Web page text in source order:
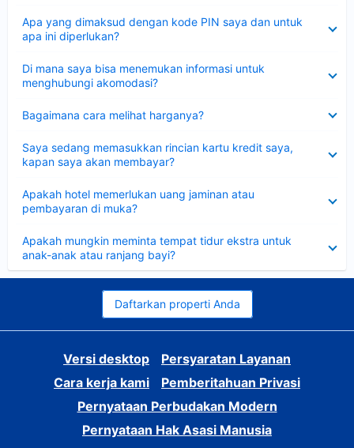
Apa yang dimaksud dengan kode PIN saya dan untuk
apa ini diperlukan?
Di mana saya bisa menemukan informasi untuk
menghubungi akomodasi?
Bagaimana cara melihat harganya?
Saya sedang memasukkan rincian kartu kredit saya,
kapan saya akan membayar?
Apakah hotel memerlukan uang jaminan atau
pembayaran di muka?
Apakah mungkin meminta tempat tidur ekstra untuk
anak-anak atau ranjang bayi?
Daftarkan properti Anda
Versi desktop
Persyaratan Layanan
Cara kerja kami
Pemberitahuan Privasi
Pernyataan Perbudakan Modern
Pernyataan Hak Asasi Manusia